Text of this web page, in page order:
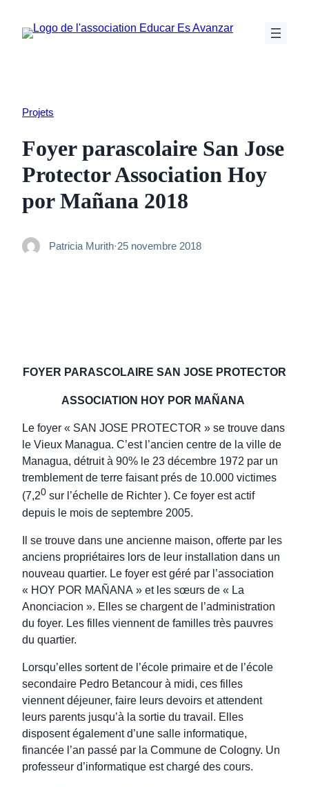
Projets
Foyer parascolaire San Jose
Protector Association Hoy
por Mañana 2018
Patricia Murith·25 novembre 2018
FOYER PARASCOLAIRE SAN JOSE PROTECTOR
ASSOCIATION HOY POR MAÑANA
Le foyer « SAN JOSE PROTECTOR » se trouve dans
le Vieux Managua. C’est l’ancien centre de la ville de
Managua, détruit à 90% le 23 décembre 1972 par un
tremblement de terre faisant prés de 10.000 victimes
(7,20 sur l’échelle de Richter ). Ce foyer est actif
depuis le mois de septembre 2005.
Il se trouve dans une ancienne maison, offerte par les
anciens propriétaires lors de leur installation dans un
nouveau quartier. Le foyer est géré par l’association
« HOY POR MAÑANA » et les sœurs de « La
Anonciacion ». Elles se chargent de l’administration
du foyer. Les filles viennent de familles très pauvres
du quartier.
Lorsqu’elles sortent de l’école primaire et de l’école
secondaire Pedro Betancour à midi, ces filles
viennent déjeuner, faire leurs devoirs et attendent
leurs parents jusqu’à la sortie du travail. Elles
disposent également d’une salle informatique,
financée l’an passé par la Commune de Cologny. Un
professeur d’informatique est chargé des cours.